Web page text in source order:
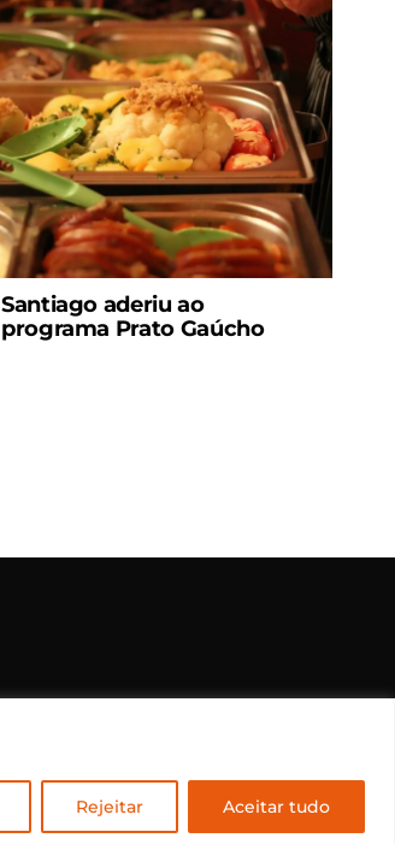
Rejeitar Aceitar tudo
Santiago aderiu ao
programa Prato Gaúcho